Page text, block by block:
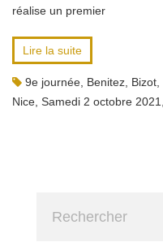
réalise un premier
Lire la suite
9e journée Benitez Bizot
Nice Samedi 2 octobre 2021